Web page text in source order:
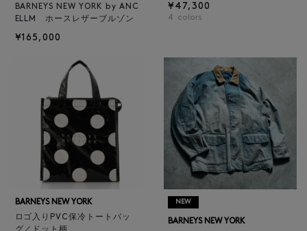
BARNEYS NEW YORK by ANC
ELLM ホースレザーブルゾン
¥165,000
¥47,300
4 colors
BARNEYS NEW YORK
ロゴ入りPVC保冷トートバッ
NEW
BARNEYS NEW YORK